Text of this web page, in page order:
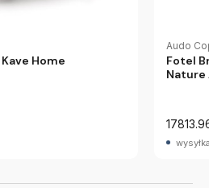
Home
Audo
Fotel
Nature